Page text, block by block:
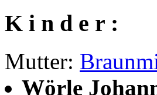
K i n d e r :
Mutter:
Wörle